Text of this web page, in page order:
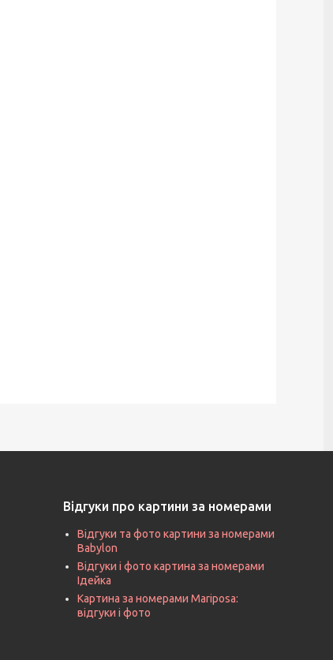
Відгуки про картини за номерами
Відгуки та фото картини за номерами
Babylon
Відгуки і фото картина за номерами
Ідейка
Картина за номерами Mariposa:
відгуки і фото